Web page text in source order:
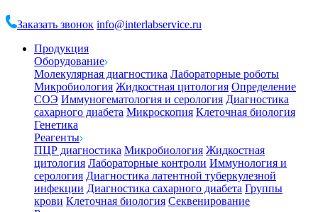
Заказать звонок info@interlabservice.ru
Продукция
Оборудование
Молекулярная диагностика Лабораторные роботы
Микробиология Жидкостная цитология Определение
СОЭ Иммуногематология и серология Диагностика
сахарного диабета Микроскопия Клеточная биология
Генетика
Реагенты
ПЦР диагностика Микробиология Жидкостная
цитология Лабораторные контроли Иммунология и
серология Диагностика латентной туберкулезной
инфекции Диагностика сахарного диабета Группы
крови Клеточная биология Секвенирование